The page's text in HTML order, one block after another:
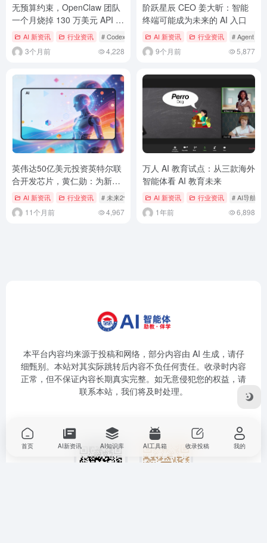
无预算约束，OpenClaw 团队
一个月烧掉 130 万美元 API 费
用 AI 新资讯 行业资讯 # Codex # OpenAI # OpenClaw
3个月前 4,228
阶跃星辰 CEO 姜大昕：智能
终端可能成为未来的 AI 入口
AI 新资讯 行业资讯 # Agent OS
9个月前 5,877
英伟达50亿美元投资英特尔联
合开发芯片，黄仁勋：为新计
算时代奠基
AI 新资讯 行业资讯 # 未来2%
11个月前 4,967
万人 AI 教育试点：从三款海外
智能体看 AI 教育未来
AI 新资讯 行业资讯 # AI导航
1年前 6,898
本平台内容均来源于投稿和网络，部分内容由 AI 生成，请仔
细甄别。本站对其实际跳转后内容不负任何责任。收录时内容
正常，但不保证内容长期真实完整。如无意侵犯您的权益，请
联系本站，我们将及时处理。
首页 AI新资讯 AI知识库 AI工具箱 收录投稿 我的